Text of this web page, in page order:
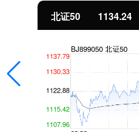
北证50 1134.24